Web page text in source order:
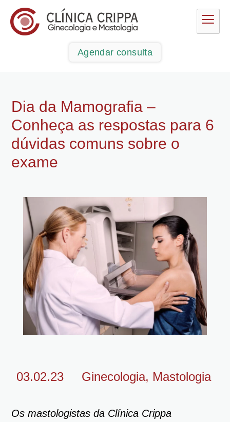
Agendar consulta
Dia da Mamografia –
Conheça as respostas para 6
dúvidas comuns sobre o
exame
03.02.23 Ginecologia, Mastologia
Os mastologistas da Clínica Crippa